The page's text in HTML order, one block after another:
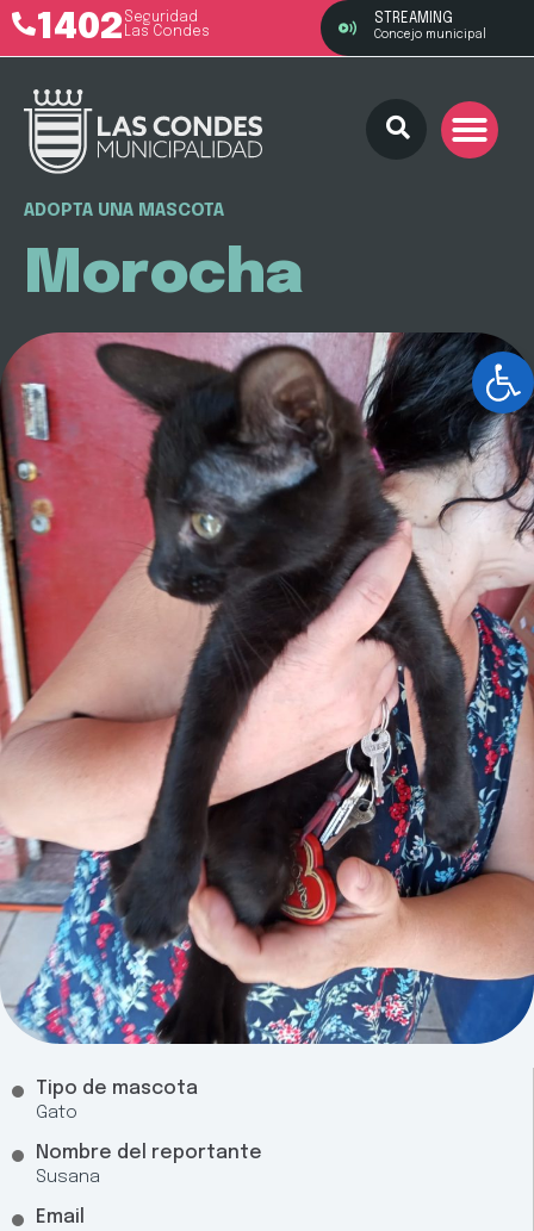
1402 Seguridad
Las Condes
STREAMING
Concejo municipal
ADOPTA UNA MASCOTA
Morocha
Tipo de mascota
Gato
Nombre del reportante
Susana
Email